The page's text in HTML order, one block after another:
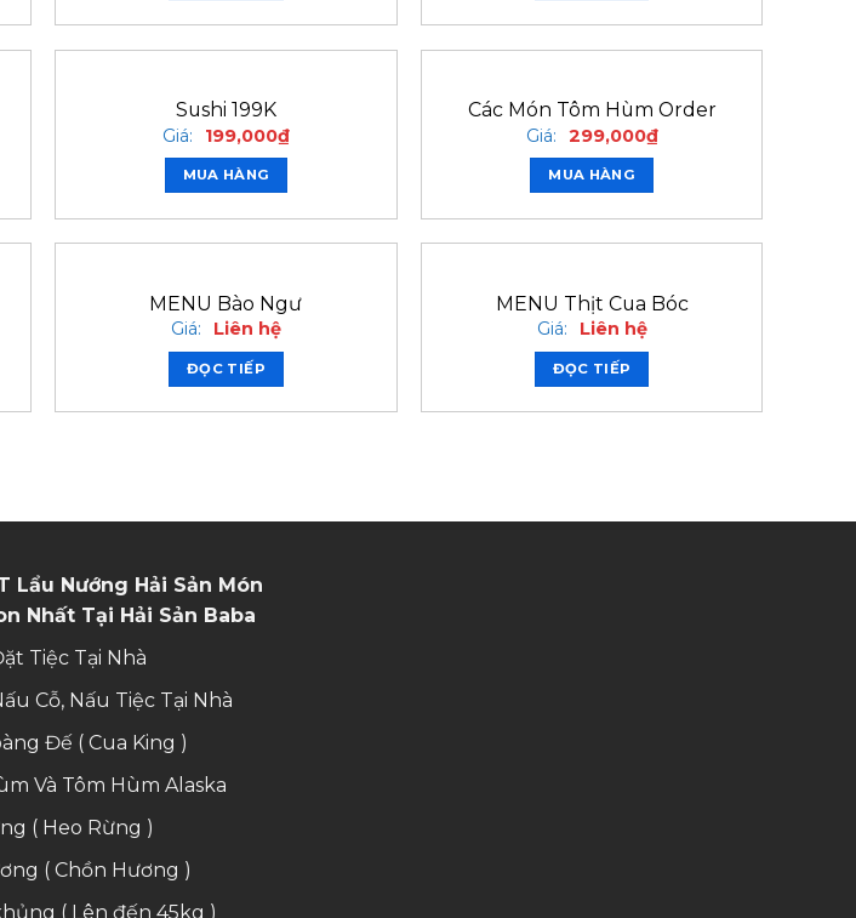
Sushi 199K
Giá: 199,000₫
MUA HÀNG
Các Món Tôm Hùm Order
Giá: 299,000₫
MUA HÀNG
MENU Bào Ngư
Giá: Liên hệ
ĐỌC TIẾP
MENU Thịt Cua Bóc
Giá: Liên hệ
ĐỌC TIẾP
Lẩu Nướng Hải Sản Món
Nhất Tại Hải Sản Baba
Tiệc Tại Nhà
Cỗ, Nấu Tiệc Tại Nhà
Đế ( Cua King )
Và Tôm Hùm Alaska
( Heo Rừng )
( Chồn Hương )
( Lên đến 45kg )